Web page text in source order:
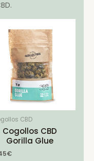
CBD
Cogollos CBD
Gorilla Glue
€